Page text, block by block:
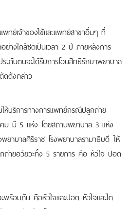
พทย์เจ้าของไข้และแพทย์สาขาอื่นๆ ที่
ย่างใกล้ชิดเป็นเวลา 2 ปี ภายหลังการ
กันตนจะได้รับการโอนสิทธิรักษาพยาบาล
ดดังกล่าว
ห้บริการทางการแพทย์กรณีปลูกถ่าย
ม มี 5 แห่ง โดยสถานพยาบาล 3 แห่ง
ยาบาลศิริราช โรงพยาบาลรามาธิบดี ให้
ายอวัยวะทั้ง 5 รายการ คือ หัวใจ ปอด
ร้อมกัน คือหัวใจและปอด หัวใจและไต